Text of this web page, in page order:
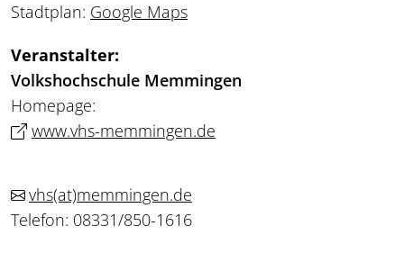
Stadtplan: Google Maps
Veranstalter:
Volkshochschule Memmingen
Homepage:
www.vhs-memmingen.de
vhs(at)memmingen.de
Telefon: 08331/850-1616